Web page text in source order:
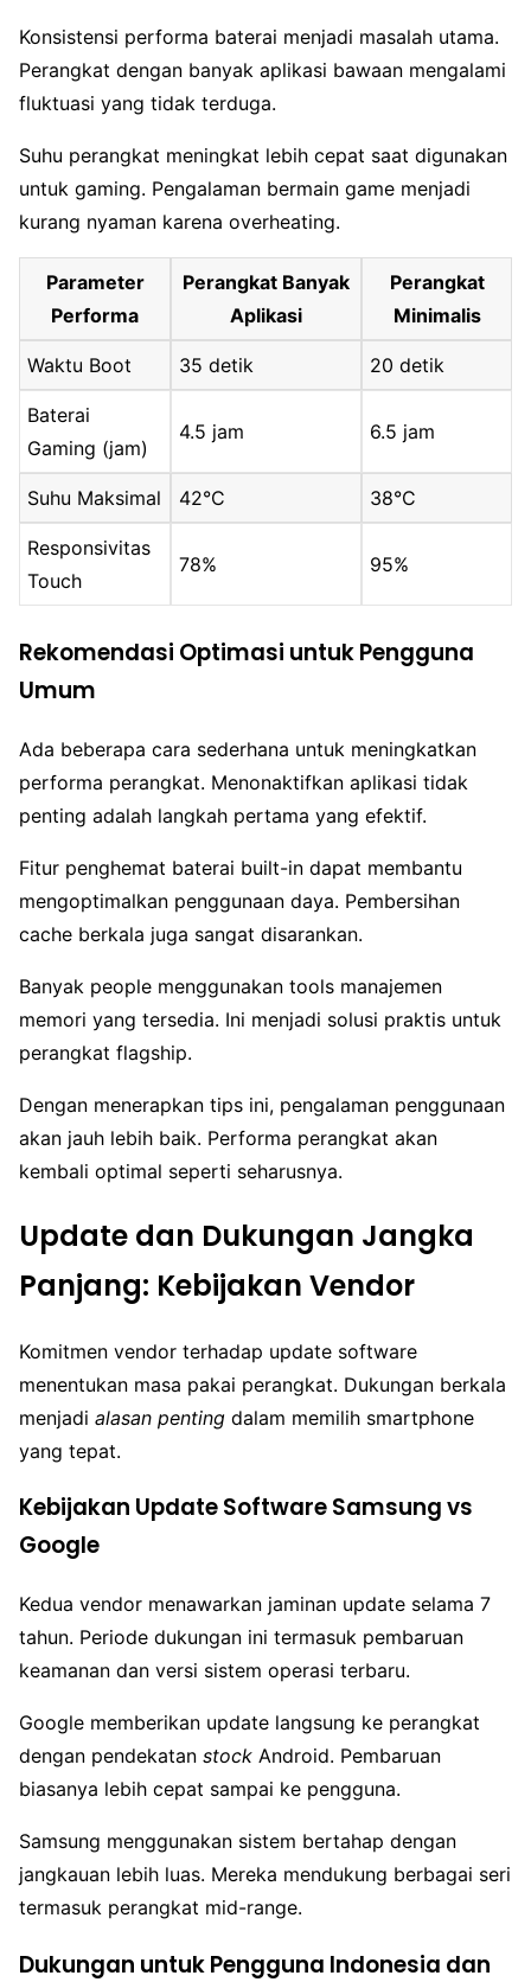
Konsistensi performa baterai menjadi masalah utama.
Perangkat dengan banyak aplikasi bawaan mengalami
fluktuasi yang tidak terduga.
Suhu perangkat meningkat lebih cepat saat digunakan
untuk gaming. Pengalaman bermain game menjadi
kurang nyaman karena overheating.
Parameter
Performa
Perangkat Banyak
Aplikasi
Perangkat
Minimalis
Waktu Boot 35 detik 20 detik
Baterai
Gaming (jam)
4.5 jam 6.5 jam
Suhu Maksimal 42°C 38°C
Responsivitas
Touch
78% 95%
Rekomendasi Optimasi untuk Pengguna
Umum
Ada beberapa cara sederhana untuk meningkatkan
performa perangkat. Menonaktifkan aplikasi tidak
penting adalah langkah pertama yang efektif.
Fitur penghemat baterai built-in dapat membantu
mengoptimalkan penggunaan daya. Pembersihan
cache berkala juga sangat disarankan.
Banyak people menggunakan tools manajemen
memori yang tersedia. Ini menjadi solusi praktis untuk
perangkat flagship.
Dengan menerapkan tips ini, pengalaman penggunaan
akan jauh lebih baik. Performa perangkat akan
kembali optimal seperti seharusnya.
Update dan Dukungan Jangka
Panjang: Kebijakan Vendor
Komitmen vendor terhadap update software
menentukan masa pakai perangkat. Dukungan berkala
menjadi alasan penting dalam memilih smartphone
yang tepat.
Kebijakan Update Software Samsung vs
Google
Kedua vendor menawarkan jaminan update selama 7
tahun. Periode dukungan ini termasuk pembaruan
keamanan dan versi sistem operasi terbaru.
Google memberikan update langsung ke perangkat
dengan pendekatan stock Android. Pembaruan
biasanya lebih cepat sampai ke pengguna.
Samsung menggunakan sistem bertahap dengan
jangkauan lebih luas. Mereka mendukung berbagai seri
termasuk perangkat mid-range.
Dukungan untuk Pengguna Indonesia dan